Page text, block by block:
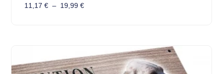
11,17 € – 19,99 €